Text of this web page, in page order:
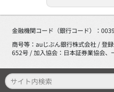
金融機関コード（銀行コード）：
商号等：auじぶん銀行株式会社 / 登録金融機関：関東財務局長（登金）第
652号 / 加入協会：日本証券業協